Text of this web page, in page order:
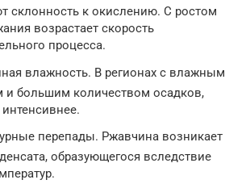
склонность к окислению. С ростом
возрастает скорость
процесса.
влажность. В регионах с влажным
и большим количеством осадков,
перепады. Ржавчина возникает
образующегося вследствие